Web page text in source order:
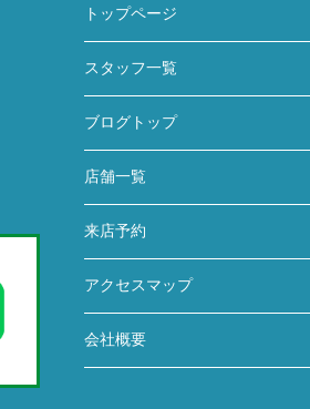
トップページ
スタッフ一覧
ブログトップ
店舗一覧
来店予約
アクセスマップ
会社概要